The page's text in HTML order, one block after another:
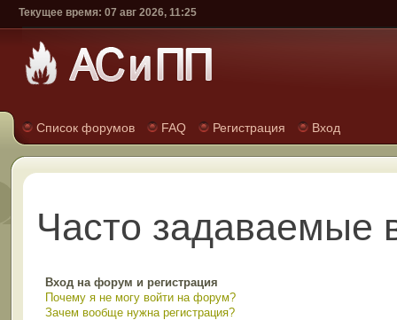
Текущее время: 07 авг 2026, 11:25
Список форумов FAQ Регистрация Вход
Часто задаваемые
Вход на форум и регистрация
Почему я не могу войти на форум?
Зачем вообще нужна регистрация?